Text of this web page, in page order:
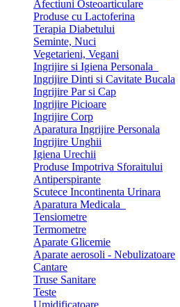
Afectiuni Osteoarticulare
Produse cu Lactoferina
Terapia Diabetului
Seminte, Nuci
Vegetarieni, Vegani
Ingrijire si Igiena Personala
Ingrijire Dinti si Cavitate Bucala
Ingrijire Par si Cap
Ingrijire Picioare
Ingrijire Corp
Aparatura Ingrijire Personala
Ingrijire Unghii
Igiena Urechii
Produse Impotriva Sforaitului
Antiperspirante
Scutece Incontinenta Urinara
Aparatura Medicala
Tensiometre
Termometre
Aparate Glicemie
Aparate aerosoli - Nebulizatoare
Cantare
Truse Sanitare
Teste
Umidificatoare